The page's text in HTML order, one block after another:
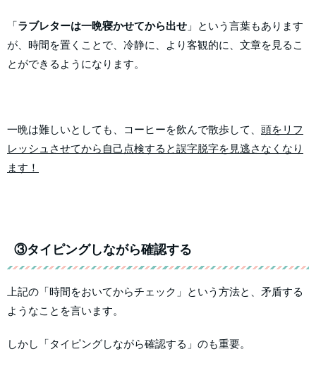
「ラブレターは一晩寝かせてから出せ 」という言葉もあります
が、時間を置くことで、冷静に、より客観的に、文章を見るこ
とができるようになります。
一晩は難しいとしても、コーヒーを飲んで散歩して、 頭をリフ
レッシュさせてから自己点検すると誤字脱字を見逃さなくなり
ます！
③タイピングしながら確認する
上記の「時間をおいてからチェック」という方法と、矛盾する
ようなことを言います。
しかし「タイピングしながら確認する」のも重要。